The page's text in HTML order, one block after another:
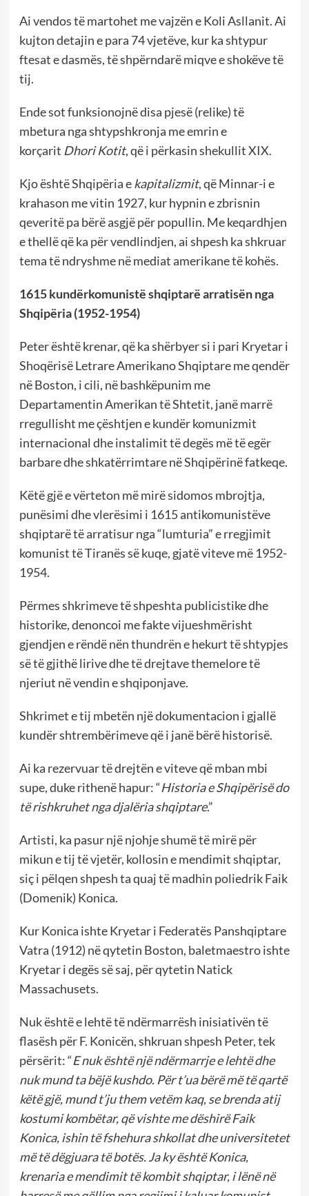
Ai vendos të martohet me vajzën e Koli Asllanit. Ai
kujton detajin e para 74 vjetëve, kur ka shtypur
ftesat e dasmës, të shpërndarë miqve e shokëve të
tij.
Ende sot funksionojnë disa pjesë (relike) të
mbetura nga shtypshkronja me emrin e
korçarit Dhori Kotit, që i përkasin shekullit XIX.
Kjo është Shqipëria ekapitalizmit, që Minnar-i e
krahason me vitin 1927, kur hypnin e zbrisnin
qeveritë pa bërë asgjë për popullin. Me keqardhjen
e thellë që ka për vendlindjen, ai shpesh ka shkruar
tema të ndryshme në mediat amerikane të kohës.
1615 kundërkomunistë shqiptarë arratisën nga
Shqipëria (1952-1954)
Peter është krenar, që ka shërbyer si i pari Kryetar i
Shoqërisë Letrare Amerikano Shqiptare me qendër
në Boston, i cili, në bashkëpunim me
Departamentin Amerikan të Shtetit, janë marrë
rregullisht me çështjen e kundër komunizmit
internacional dhe instalimit të degës më të egër
barbare dhe shkatërrimtare në Shqipërinë fatkeqe.
Këtë gjë e vërteton më mirë sidomos mbrojtja,
punësimi dhe vlerësimi i 1615 antikomunistëve
shqiptarë të arratisur nga “lumturia” e rregjimit
komunist të Tiranës së kuqe, gjatë viteve më 1952-
1954.
Përmes shkrimeve të shpeshta publicistike dhe
historike, denoncoi me fakte vijueshmërisht
gjendjen e rëndë nën thundrën e hekurt të shtypjes
së të gjithë lirive dhe të drejtave themelore të
njeriut në vendin e shqiponjave.
Shkrimet e tij mbetën një dokumentacion i gjallë
kundër shtrembërimeve që i janë bërë historisë.
Ai ka rezervuar të drejtën e viteve që mban mbi
supe, duke rithenë hapur: “Historia e Shqipërisë do
të rishkruhet nga djalëria shqiptare.”
Artisti, ka pasur një njohje shumë të mirë për
mikun e tij të vjetër, kollosin e mendimit shqiptar,
siç i pëlqen shpesh ta quaj të madhin poliedrik Faik
(Domenik) Konica.
Kur Konica ishte Kryetar i Federatës Panshqiptare
Vatra (1912) në qytetin Boston, baletmaestro ishte
Kryetar i degës së saj, për qytetin Natick
Massachusets.
Nuk është e lehtë të ndërmarrësh inisiativën të
flasësh për F. Konicën, shkruan shpesh Peter, tek
përsërit: “E nuk është një ndërmarrje e lehtë dhe
nuk mund ta bëjë kushdo. Për t’ua bërë më të qartë
këtë gjë, mund t’ju them vetëm kaq, se brenda atij
kostumi kombëtar, që vishte me dëshirë Faik
Konica, ishin të fshehura shkollat dhe universitetet
më të dëgjuara të botës. Ja ky është Konica,
krenaria e mendimit të kombit shqiptar, i lënë në